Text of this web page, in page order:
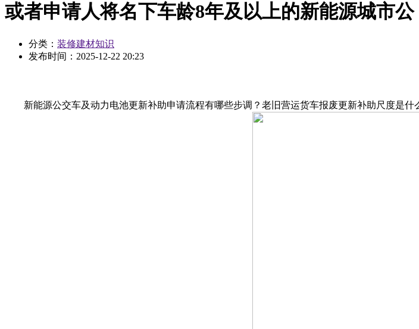
或者申请人将名下车龄8年及以上的新能源城市公
分类： 装修建材知识
发布时间： 2025-12-22 20:23
新能源公交车及动力电池更新补助申请流程有哪些步调？老旧营运货车报废更新补助尺度是什